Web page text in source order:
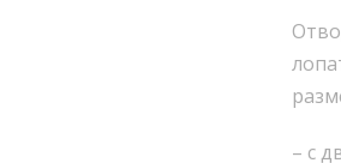
– с